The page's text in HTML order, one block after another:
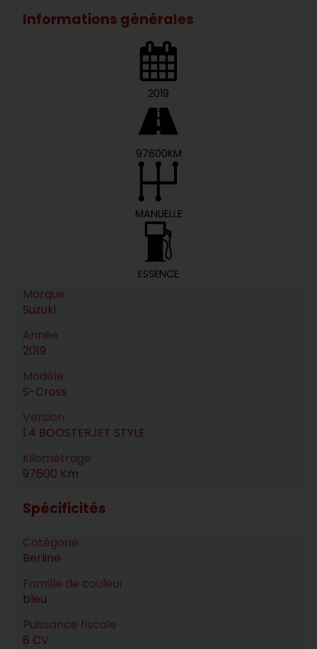
Informations générales
2019
97600KM
MANUELLE
ESSENCE
Marque
Suzuki
Année
2019
Modèle
S-Cross
Version
1.4 BOOSTERJET STYLE
Kilométrage
97600 Km
Spécificités
Catégorie
Berline
Famille de couleur
bleu
Puissance fiscale
8 CV